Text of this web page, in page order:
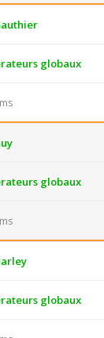
globaux
globaux
globaux